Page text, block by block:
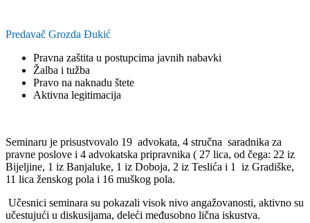
Predavač Grozda Đukić
Pravna zaštita u postupcima javnih nabavki
Žalba i tužba
Pravo na naknadu štete
Aktivna legitimacija
Seminaru je prisustvovalo 19 advokata, 4 stručna saradnika za
pravne poslove i 4 advokatska pripravnika ( 27 lica, od čega: 22 iz
Bijeljine, 1 iz Banjaluke, 1 iz Doboja, 2 iz Teslića i 1 iz Gradiške,
11 lica ženskog pola i 16 muškog pola.
Učesnici seminara su pokazali visok nivo angažovanosti, aktivno su
učestujući u diskusijama, deleći međusobno lična iskustva.